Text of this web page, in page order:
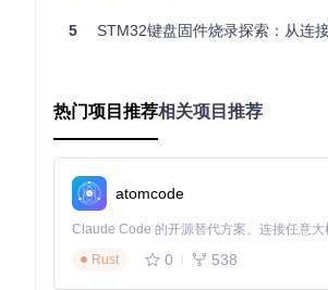
工具名称
ST-Link Utility
Zadig驱动工具
固件文件
打开Zadig工具，选择"Options→List
5 STM32键盘固件烧录探索：从连
热门项目推荐相关项目推荐
atomcode
Rust
0 538